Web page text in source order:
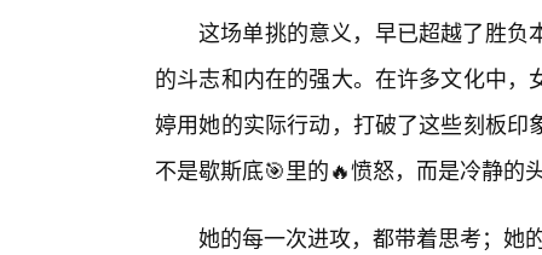
这场单挑的意义，早已超越了胜负
的斗志和内在的强大。在许多文化中
婷用她的实际行动，打破了这些刻板
不是歇斯底🎯里的🔥愤怒，而是冷静的
她的每一次进攻，都带着思考；她